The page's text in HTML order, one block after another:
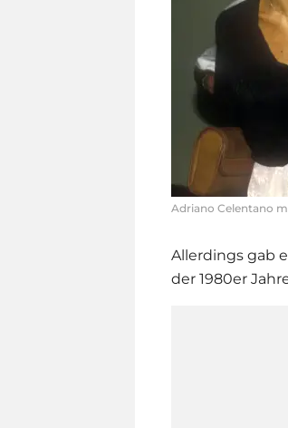
Adriano Celentano
Allerdings gab
der 1980er